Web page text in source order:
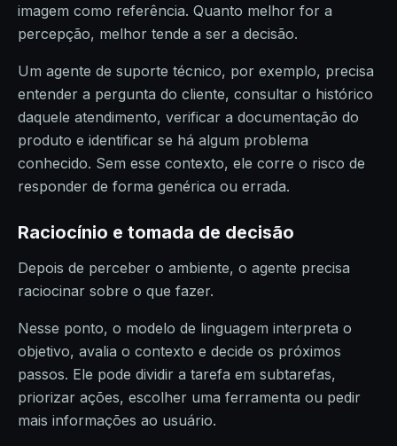
imagem como referência. Quanto melhor for a
percepção, melhor tende a ser a decisão.
Um agente de suporte técnico, por exemplo, precisa
entender a pergunta do cliente, consultar o histórico
daquele atendimento, verificar a documentação do
produto e identificar se há algum problema
conhecido. Sem esse contexto, ele corre o risco de
responder de forma genérica ou errada.
Raciocínio e tomada de decisão
Depois de perceber o ambiente, o agente precisa
raciocinar sobre o que fazer.
Nesse ponto, o modelo de linguagem interpreta o
objetivo, avalia o contexto e decide os próximos
passos. Ele pode dividir a tarefa em subtarefas,
priorizar ações, escolher uma ferramenta ou pedir
mais informações ao usuário.